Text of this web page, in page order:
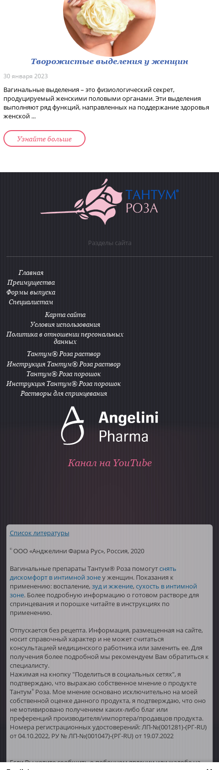
Творожистые выделения у женщин
30 января 2023
Вагинальные выделения – это физиологический секрет,
продуцируемый женскими половыми органами. Эти выделения
выполняют ряд функций, направленных на поддержание здоровья
женской ...
Узнайте больше
Разделы сайта
Главная
Преимущества
Формы выпуска
Специалистам
Карта сайта
Условия использования
Политика в отношении персональных
данных
Тантум® Роза раствор
Инструкция Тантум® Роза раствор
Тантум® Роза порошок
Инструкция Тантум® Роза порошок
Растворы для спринцевания
Канал на YouTube
Список литературы
©ООО «Анджелини Фарма Рус», Россия, 2020
Вагинальные препараты Тантум® Роза помогутснять
дискомфорт в интимной зонеу женщин. Показания к
применению: воспаление, зуд и жжение, сухость в интимной
зоне. Более подробную информацию о готовом растворе для
спринцевания и порошке читайте в инструкциях по
применению.
Отпускается без рецепта. Информация, размещенная на сайте,
носит справочный характер и не может считаться
консультацией медицинского работника или заменить ее. Для
получения более подробной мы рекомендуем Вам обратиться к
специалисту.
Нажимая на кнопку "Поделиться в социальных сетях", я
подтверждаю, что выражаю собственное мнение о продукте
Тантум®Роза. Мое мнение основано исключительно на моей
собственной оценке данного продукта, я подтверждаю, что оно
не мотивировано получением каких-либо благ или
преференций производителя/импортера/продавцов продукта.
Номера регистрационных удостоверений: ЛП-№(001281)-(РГ-RU)
от 04.10.2022, РУ № ЛП-№(001047)-(РГ-RU) от 19.07.2022
Если Вы хотите сообщить о побочном явлении или жалобе на